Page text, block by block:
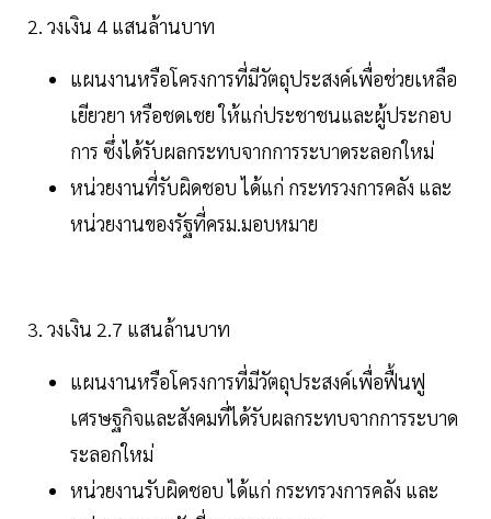
2. วงเงิน 4 แสนล้านบาท
แผนงานหรือโครงการที่มีวัตถุประสงค์เพื่อช่วยเหลือ
เยียวยา หรือชดเชย ให้แก่ประชาชนและผู้ประกอบ
การ ซึ่งได้รับผลกระทบจากการระบาดระลอกใหม่
หน่วยงานที่รับผิดชอบ ได้แก่ กระทรวงการคลัง และ
หน่วยงานของรัฐที่ครม.มอบหมาย
3. วงเงิน 2.7 แสนล้านบาท
แผนงานหรือโครงการที่มีวัตถุประสงค์เพื่อฟื้นฟู
เศรษฐกิจและสังคมที่ได้รับผลกระทบจากการระบาด
ระลอกใหม่
หน่วยงานรับผิดชอบ ได้แก่ กระทรวงการคลัง และ